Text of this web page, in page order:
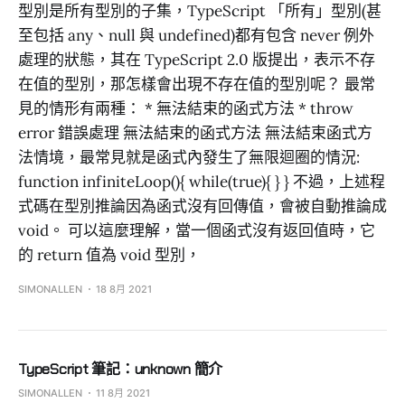
型別是所有型別的子集，TypeScript 「所有」型別(甚
至包括 any、null 與 undefined)都有包含 never 例外
處理的狀態，其在 TypeScript 2.0 版提出，表示不存
在值的型別，那怎樣會出現不存在值的型別呢？ 最常
見的情形有兩種： * 無法結束的函式方法 * throw
error 錯誤處理 無法結束的函式方法 無法結束函式方
法情境，最常見就是函式內發生了無限迴圈的情況:
function infiniteLoop(){ while(true){ } } 不過，上述程
式碼在型別推論因為函式沒有回傳值，會被自動推論成
void。 可以這麼理解，當一個函式沒有返回值時，它
的 return 值為 void 型別，
SIMONALLEN 18 8月 2021
TypeScript 筆記：unknown 簡介
SIMONALLEN 11 8月 2021